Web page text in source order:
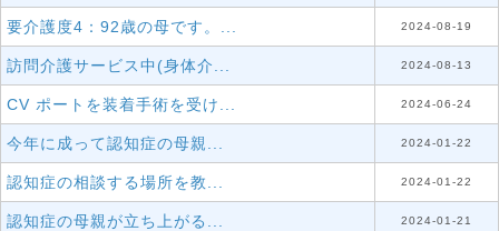
要介護度4：92歳の母です。... 2024-08-19
訪問介護サービス中(身体介... 2024-08-13
CV ポートを装着手術を受け... 2024-06-24
今年に成って認知症の母親... 2024-01-22
認知症の相談する場所を教... 2024-01-22
認知症の母親が立ち上がる... 2024-01-21